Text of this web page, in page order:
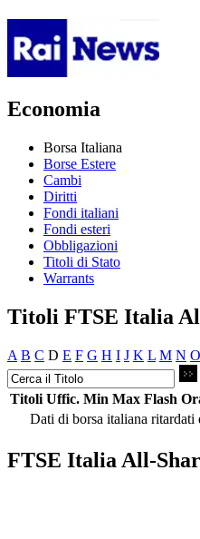
Economia
Borsa Italiana
Borse Estere
Cambi
Diritti
Fondi italiani
Fondi esteri
Obbligazioni
Titoli di Stato
Warrants
Titoli FTSE Italia
A B C D E F G H I J K L M N O
Titoli Uffic. Min Max Flash
Dati di borsa italiana ritardati
FTSE Italia All-